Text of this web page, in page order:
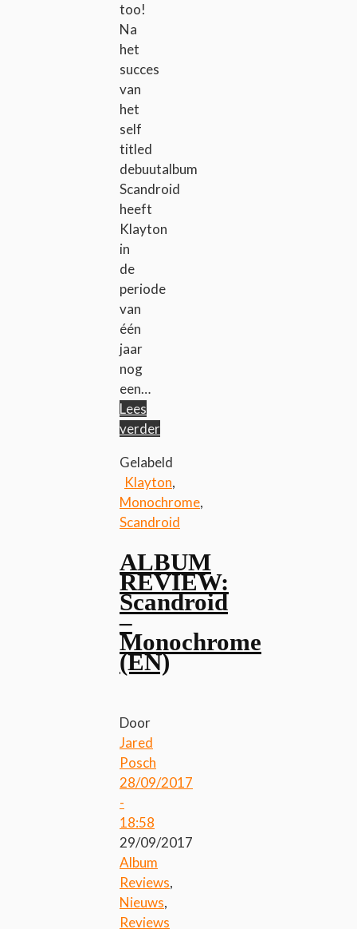
too!
Na
het
succes
van
het
self
titled
debuutalbum
Scandroid
heeft
Klayton
in
de
periode
van
één
jaar
nog
een…
Lees
verder
Gelabeld
Klayton,
Monochrome,
Scandroid
ALBUM
REVIEW:
Scandroid
–
Monochrome
(EN)
Door
Jared
Posch
28/09/2017
-
18:58
29/09/2017
Album
Reviews,
Nieuws,
Reviews